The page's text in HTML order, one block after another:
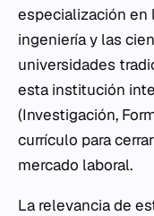
especialización en
ingeniería y las
universidades
esta institución
(Investigación,
currículo para
mercado laboral.
La relevancia de